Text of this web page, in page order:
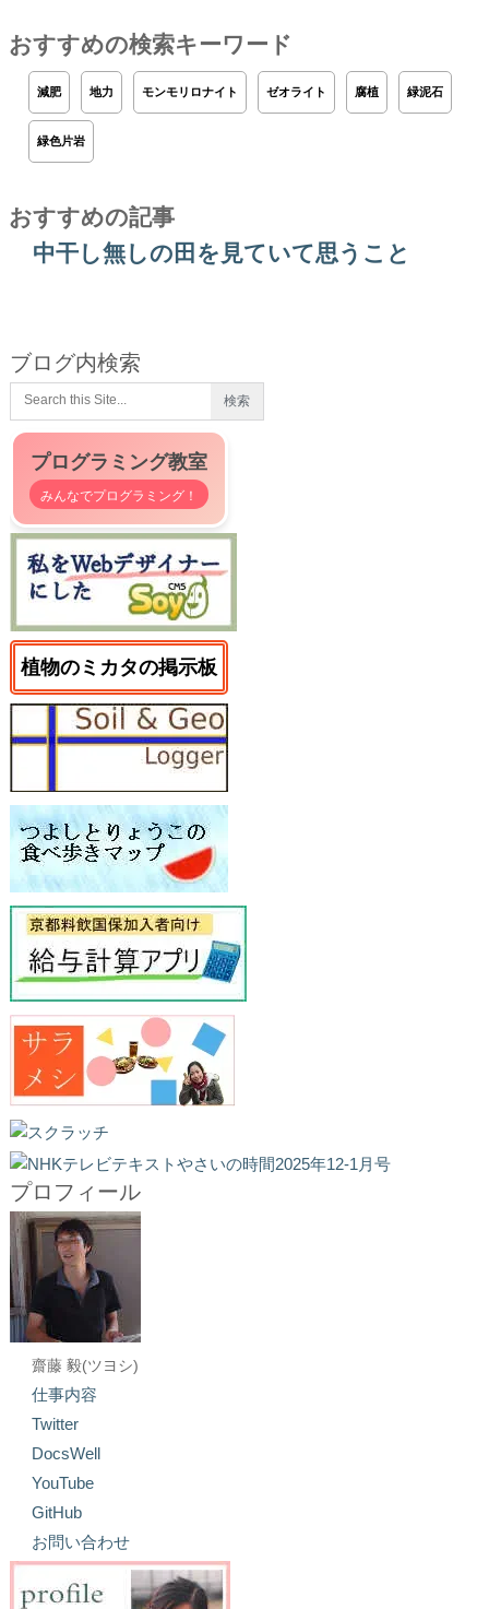
おすすめの検索キーワード
減肥 地力 モンモリロナイト ゼオライト 腐植 緑泥石
緑色片岩
おすすめの記事
中干し無しの田を見ていて思うこと
ブログ内検索
プログラミング教室
みんなでプログラミング！
植物のミカタの掲示板
プロフィール
齋藤 毅(ツヨシ)
仕事内容
Twitter
DocsWell
YouTube
GitHub
お問い合わせ